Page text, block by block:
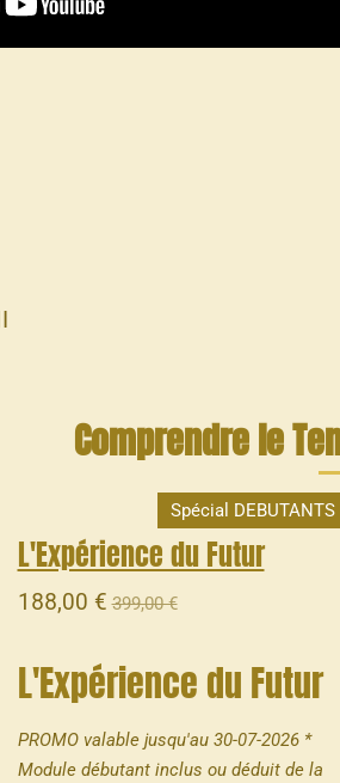
Comprendre le
Spécial DEBUTANTS
L'Expérience du Futur
188,00 € 399,00 €
L'Expérience du Futur
PROMO valable jusqu'au 30-07-2026 *
Module débutant inclus ou déduit de la